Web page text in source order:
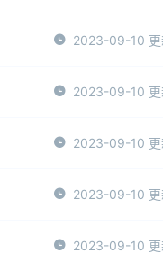
2023-09-10 更
2023-09-10 更
2023-09-10 更
2023-09-10 更
2023-09-10 更